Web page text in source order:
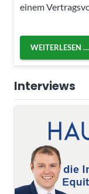
einem
WEITERLESEN …
Interviews